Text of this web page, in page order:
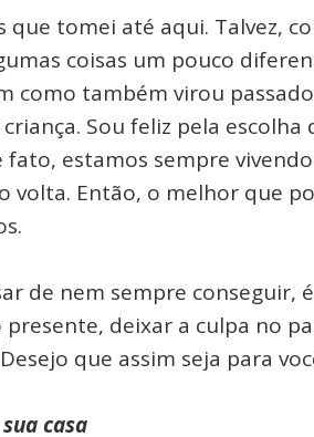
que tomei até aqui. Talvez,
coisas um pouco
como também virou
Sou feliz pela
estamos sempre
volta. Então, o melhor que
de nem sempre conseguir,
deixar a culpa no
que assim seja para
casa